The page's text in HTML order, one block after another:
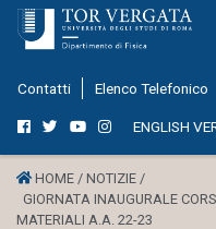
Contatti Elenco Telefonico
ENGLISH
HOME / NOTIZIE /
GIORNATA INAUGURALE
MATERIALI A.A. 22-23